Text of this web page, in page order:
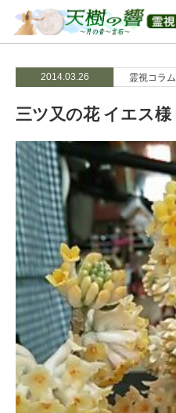
2014.03.26 霊視コラム
三ツ又の花 イエス様